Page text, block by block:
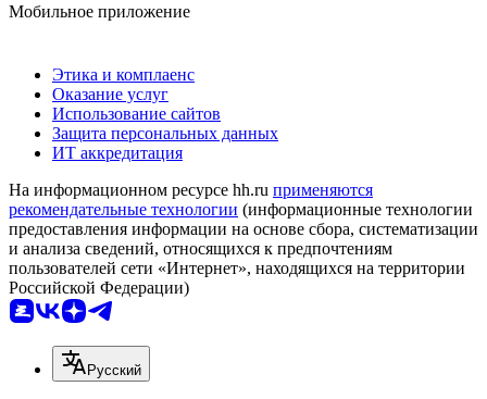
Мобильное приложение
Этика и комплаенс
Оказание услуг
Использование сайтов
Защита персональных данных
ИТ аккредитация
На информационном ресурсе hh.ru применяются
рекомендательные технологии (информационные технологии
предоставления информации на основе сбора, систематизации
и анализа сведений, относящихся к предпочтениям
пользователей сети «Интернет», находящихся на территории
Российской Федерации)
Русский